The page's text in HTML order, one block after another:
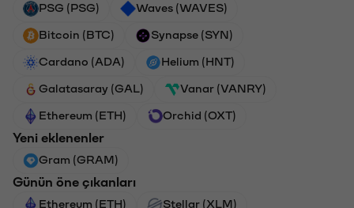
PSG (PSG) Waves (WAVES)
Bitcoin (BTC) Synapse (SYN)
Cardano (ADA) Helium (HNT)
Galatasaray (GAL) Vanar (VANRY)
Ethereum (ETH) Orchid (OXT)
Yeni eklenenler
Gram (GRAM)
Günün öne çıkanları
Ethereum (ETH) Stellar (XLM)